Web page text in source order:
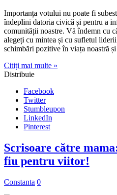
Importanța votului nu poate fi
îndeplini datoria civică și pentru a
comunității noastre. Vă îndemn cu
alegeți cu mintea și cu sufletul
schimbări pozitive în viața noastră
Citiți mai multe »
Distribuie
Facebook
Twitter
Stumbleupon
LinkedIn
Pinterest
Scrisoare către
fiu pentru viitor!
Constanta 0